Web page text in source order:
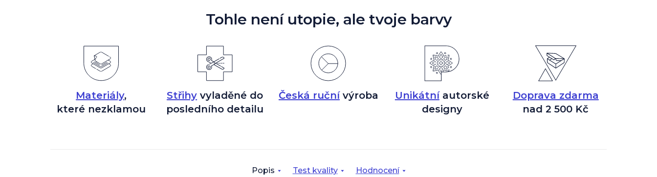
Tohle není utopie, ale tvoje barvy
Materiály,
které nezklamou
Střihy vyladěné do
posledního detailu
Česká ručnívýroba Unikátníautorské
designy
Doprava zdarma
nad 2 500 Kč
Popis Test kvality Hodnocení